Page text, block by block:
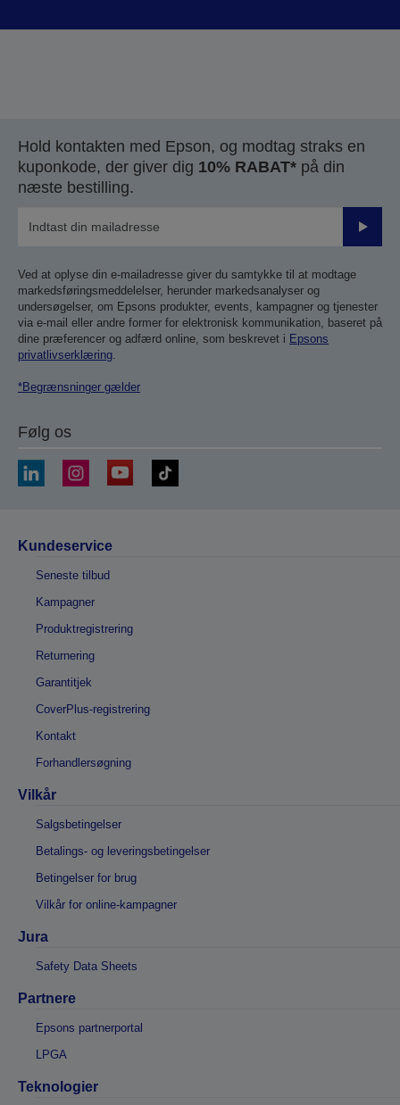
Hold kontakten med Epson, og modtag straks en
kuponkode, der giver dig 10% RABAT* på din
næste bestilling.
Send
Ved at oplyse din e-mailadresse giver du samtykke til at modtage
markedsføringsmeddelelser, herunder markedsanalyser og
undersøgelser, om Epsons produkter, events, kampagner og tjenester
via e-mail eller andre former for elektronisk kommunikation, baseret på
dine præferencer og adfærd online, som beskrevet i Epsons
privatlivserklæring
*Begrænsninger gælder
Følg os
Kundeservice
Seneste tilbud
Kampagner
Produktregistrering
Returnering
Garantitjek
CoverPlus-registrering
Kontakt
Forhandlersøgning
Vilkår
Salgsbetingelser
Betalings- og leveringsbetingelser
Betingelser for brug
Vilkår for online-kampagner
Jura
Safety Data Sheets
Partnere
Epsons partnerportal
LPGA
Teknologier